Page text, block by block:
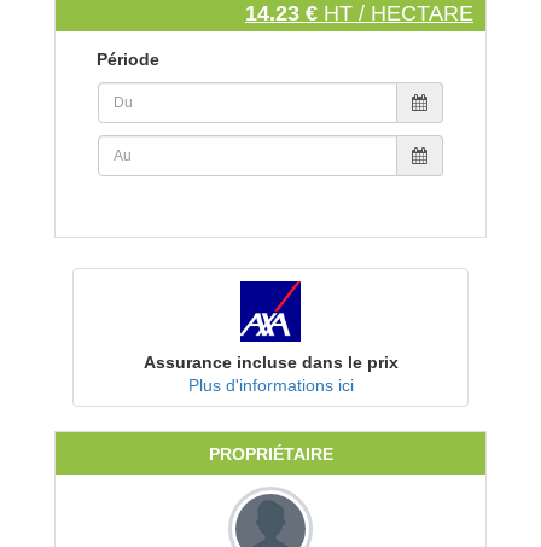
14.23 € HT / HECTARE
Période
Assurance incluse dans le prix
Plus d'informations ici
PROPRIÉTAIRE